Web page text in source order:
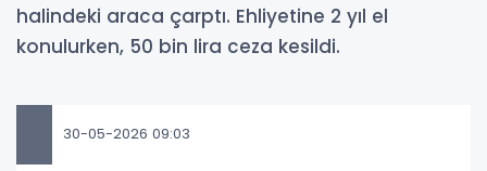
halindeki araca çarptı. Ehliyetine 2 yıl el
konulurken, 50 bin lira ceza kesildi.
30-05-2026 09:03